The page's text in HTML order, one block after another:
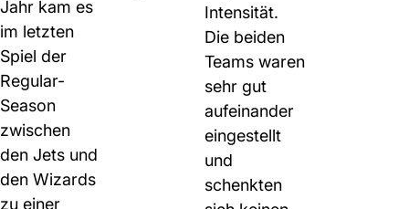
Jahr kam es
im letzten
Spiel der
Regular-
Season
zwischen
den Jets und
den Wizards
zu einer
Intensität.
Die beiden
Teams waren
sehr gut
aufeinander
eingestellt
und
schenkten